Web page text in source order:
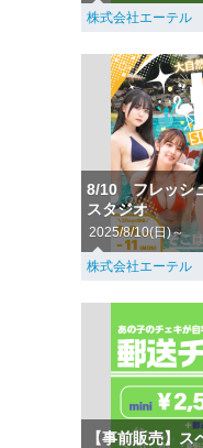
株式会社エーテル
8/10 フレッシ
スタジオ
2025/8/10(日)～
株式会社エーテル
【事前販売】